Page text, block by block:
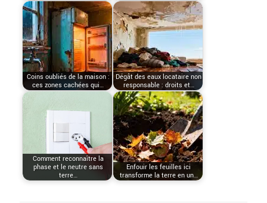
Coins oubliés de la maison :
ces zones cachées qui…
Dégât des eaux locataire non
responsable : droits et…
Comment reconnaître la
phase et le neutre sans
terre…
Enfouir les feuilles ici
transforme la terre en un…